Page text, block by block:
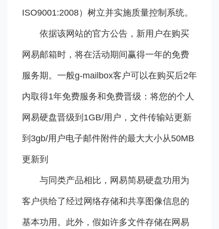
ISO9001:2008）树立并实施质量控制系统。
依据该网站的官方公告，新用户在购买
网易邮箱时，将在活动期间赢得一年的免费
服务期。一般g-mailbox客户可以在购买后2年
内取得1年免费服务和免费晋级：将您的个人
网易硬盘晋级到1GB/用户，文件传输站更新
到3gb/用户电子邮件附件的最大大小从50MB
更新到
与同类产品相比，网易简易硬盘功用为
客户供给了经过网络存储和共享图像信息的
基本功用。此外，假如许多文件存储在网易